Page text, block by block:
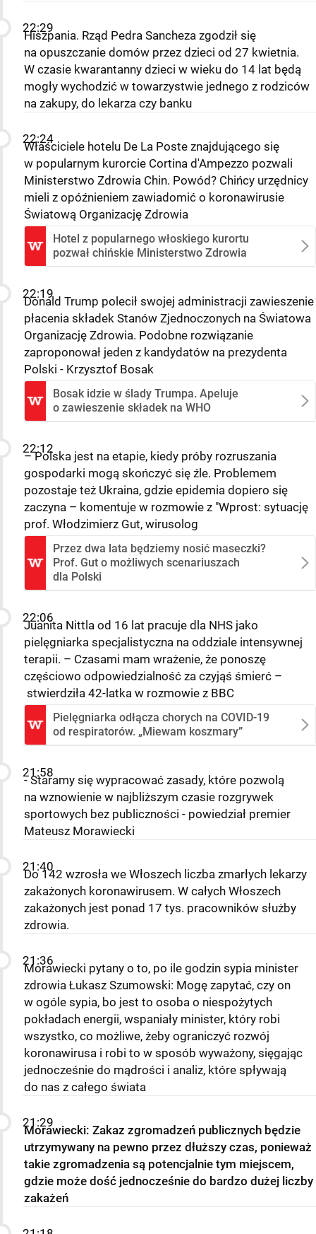
22:29
Hiszpania. Rząd Pedra Sancheza zgodził się
na opuszczanie domów przez dzieci od 27 kwietnia.
W czasie kwarantanny dzieci w wieku do 14 lat będą
mogły wychodzić w towarzystwie jednego z rodziców
na zakupy, do lekarza czy banku
22:24
Właściciele hotelu De La Poste znajdującego się
w popularnym kurorcie Cortina d'Ampezzo pozwali
Ministerstwo Zdrowia Chin. Powód? Chińcy urzędnicy
mieli z opóźnieniem zawiadomić o koronawirusie
Światową Organizację Zdrowia
Hotel z popularnego włoskiego kurortu
pozwał chińskie Ministerstwo Zdrowia
22:19
Donald Trump polecił swojej administracji zawieszenie
płacenia składek Stanów Zjednoczonych na Światowa
Organizację Zdrowia. Podobne rozwiązanie
zaproponował jeden z kandydatów na prezydenta
Polski - Krzysztof Bosak
Bosak idzie w ślady Trumpa. Apeluje
o zawieszenie składek na WHO
22:12
– Polska jest na etapie, kiedy próby rozruszania
gospodarki mogą skończyć się źle. Problemem
pozostaje też Ukraina, gdzie epidemia dopiero się
zaczyna – komentuje w rozmowie z "Wprost: sytuację
prof. Włodzimierz Gut, wirusolog
Przez dwa lata będziemy nosić maseczki?
Prof. Gut o możliwych scenariuszach
dla Polski
22:06
Juanita Nittla od 16 lat pracuje dla NHS jako
pielęgniarka specjalistyczna na oddziale intensywnej
terapii. – Czasami mam wrażenie, że ponoszę
częściowo odpowiedzialność za czyjąś śmierć –
stwierdziła 42-latka w rozmowie z BBC
Pielęgniarka odłącza chorych na COVID-19
od respiratorów. „Miewam koszmary”
21:58
- Staramy się wypracować zasady, które pozwolą
na wznowienie w najbliższym czasie rozgrywek
sportowych bez publiczności - powiedział premier
Mateusz Morawiecki
21:40
Do 142 wzrosła we Włoszech liczba zmarłych lekarzy
zakażonych koronawirusem. W całych Włoszech
zakażonych jest ponad 17 tys. pracowników służby
zdrowia.
21:36
Morawiecki pytany o to, po ile godzin sypia minister
zdrowia Łukasz Szumowski: Mogę zapytać, czy on
w ogóle sypia, bo jest to osoba o niespożytych
pokładach energii, wspaniały minister, który robi
wszystko, co możliwe, żeby ograniczyć rozwój
koronawirusa i robi to w sposób wyważony, sięgając
jednocześnie do mądrości i analiz, które spływają
do nas z całego świata
21:29
Morawiecki: Zakaz zgromadzeń publicznych będzie
utrzymywany na pewno przez dłuższy czas, ponieważ
takie zgromadzenia są potencjalnie tym miejscem,
gdzie może dość jednocześnie do bardzo dużej liczby
zakażeń